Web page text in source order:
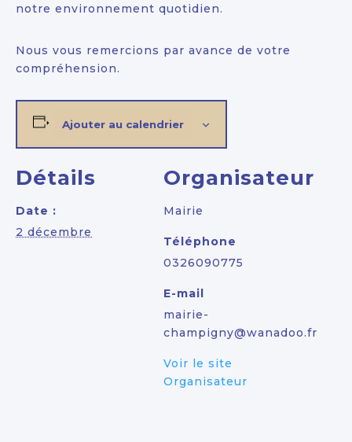
notre environnement quotidien.
Nous vous remercions par avance de votre
compréhension.
Ajouter au calendrier
Détails
Date :
2 décembre
Organisateur
Mairie
Téléphone
0326090775
E-mail
mairie-
champigny@wanadoo.fr
Voir le site
Organisateur